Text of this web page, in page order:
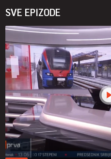
SVE EPIZODE